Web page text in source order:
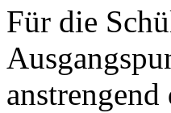
Für die